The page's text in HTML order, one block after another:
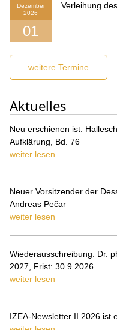
Dezember
2026
01
Verleihung
weitere Termine
Aktuelles
Neu erschienen ist:
Aufklärung, Bd. 76
weiter lesen
Neuer Vorsitzender der
Andreas Pečar
weiter lesen
Wiederausschreibung: Dr.
2027, Frist: 30.9.2026
weiter lesen
IZEA-Newsletter II 2026 ist